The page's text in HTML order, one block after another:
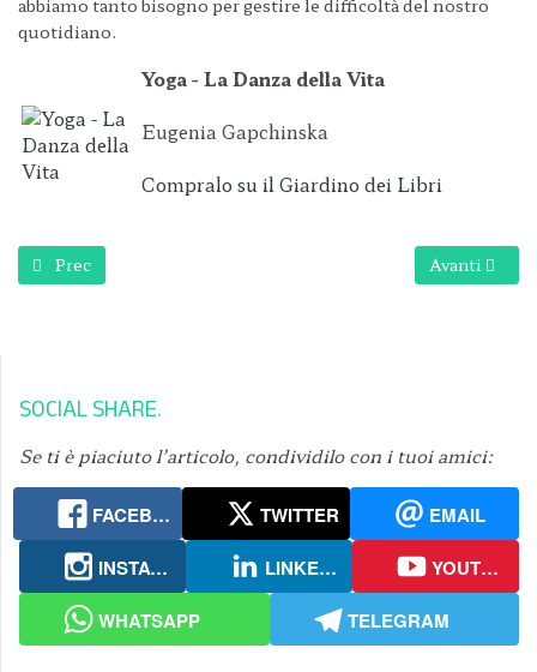
quotidiano.
Yoga - La Danza della Vita
Eugenia Gapchinska
Compralo su il Giardino dei Libri
Articolo precedente: DETOX YOGA PRIMAVERA
Prec Articolo
Avanti
SOCIAL SHARE
Se ti è piaciuto l’articolo, condividilo con i tuoi amici:
FACEBOOK TWITTER
EMAIL
INSTAGRAM
LINKEDIN
YOUTUBE
WHATSAPP
TELEGRAM